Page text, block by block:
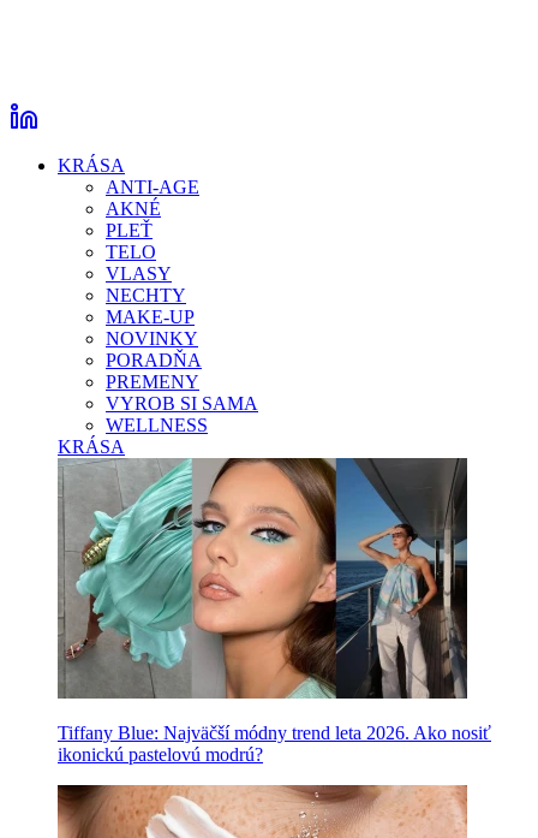
KRÁSA
ANTI-AGE
AKNÉ
PLEŤ
TELO
VLASY
NECHTY
MAKE-UP
NOVINKY
PORADŇA
PREMENY
VYROB SI SAMA
WELLNESS
KRÁSA
Tiffany Blue: Najväčší módny trend leta 2026. Ako nosiť
ikonickú pastelovú modrú?